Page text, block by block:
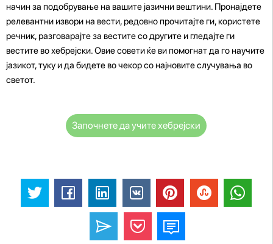
начин за подобрување на вашите јазични вештини. Пронајдете
релевантни извори на вести, редовно прочитајте ги, користете
речник, разговарајте за вестите со другите и гледајте ги
вестите во хебрејски. Овие совети ќе ви помогнат да го научите
јазикот, туку и да бидете во чекор со најновите случувања во
светот.
Започнете да учите хебрејски